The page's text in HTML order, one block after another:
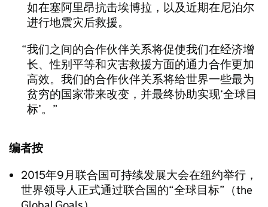
如在塞阿里昂抗击埃博拉，以及近期在尼泊尔
进行地震灾后救援。
我们之间的合作伙伴关系将促使我们在经济增
长、性别平等和灾害救援方面的通力合作更加
高效。我们的合作伙伴关系将给世界一些最为
贫穷的国家带来改变，并最终协助实现‘全球目
标’。
编者按
2015年9月联合国可持续发展大会在纽约举行，
世界领导人正式通过联合国的“全球目标”（the